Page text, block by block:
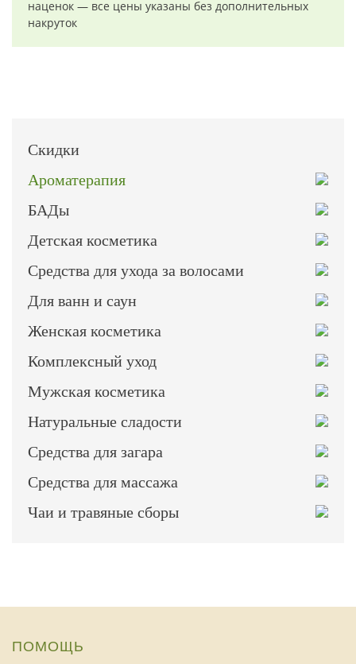
Скидки
Ароматерапия
БАДы
Детская косметика
Средства для ухода за волосами
Для ванн и саун
Женская косметика
Комплексный уход
Мужская косметика
Натуральные сладости
Средства для загара
Средства для массажа
Чаи и травяные сборы
наценок — все цены указаны без дополнительных
накруток
ПОМОЩЬ